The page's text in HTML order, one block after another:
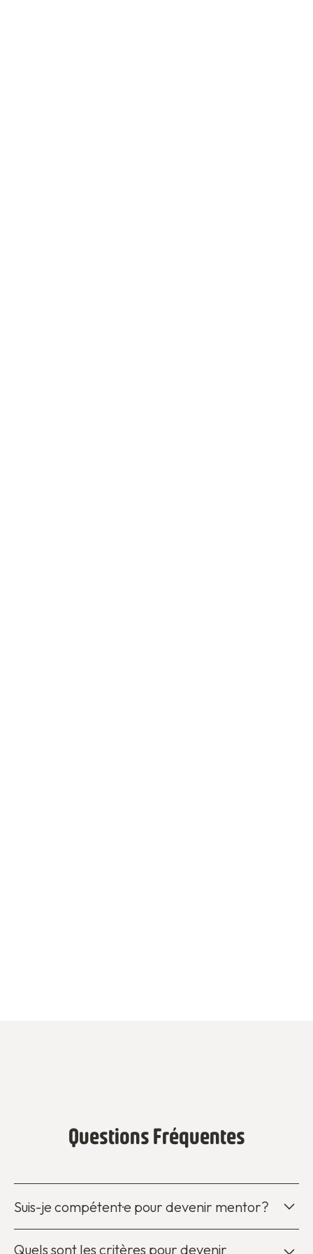
Questions Fréquentes
Suis-je compétent·e pour devenir mentor?
formation initiale est organisée afin que vous ayez tous les
Quels sont les critères pour devenir